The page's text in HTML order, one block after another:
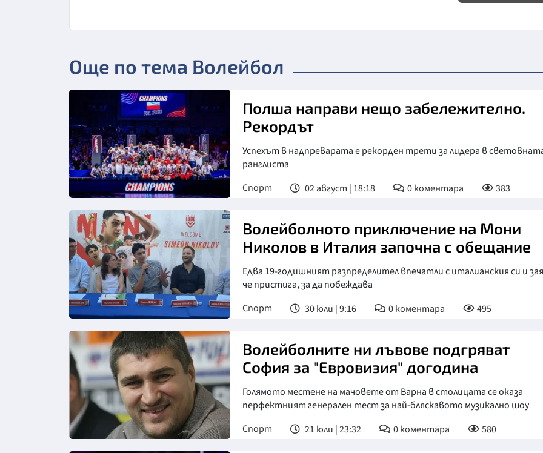
Още по тема Волейбол
Полша направи нещо забележително.
Рекордът
Успехът в надпреварата е рекорден трети за лидера в
ранглиста
Спорт
02 август | 18:18 0коментара 383
Волейболното приключение на Мони
Николов в Италия започна с обещание
Едва 19-годишният разпределител впечатли с италианския си и
че пристига, за да побеждава
Спорт
30 юли | 9:16 0коментара 495
Волейболните ни лъвове подгряват
София за "Евровизия" догодина
Голямото местене на мачовете от Варна в столицата се оказа
перфектният генерален тест за най-бляскавото музикално шоу
Спорт
21 юли | 23:32 0коментара 580